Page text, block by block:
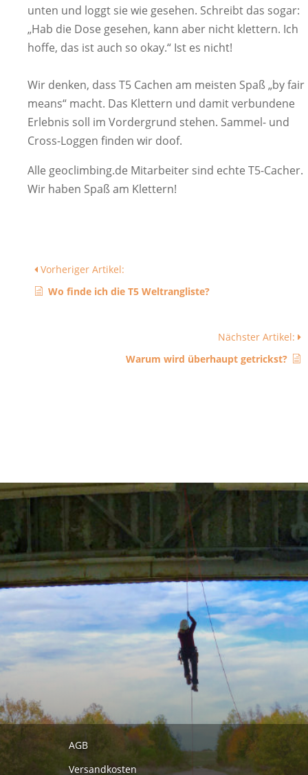
unten und loggt sie wie gesehen. Schreibt das sogar:
„Hab die Dose gesehen, kann aber nicht klettern. Ich
hoffe, das ist auch so okay.“ Ist es nicht!
Wir denken, dass T5 Cachen am meisten Spaß „by fair
means“ macht. Das Klettern und damit verbundene
Erlebnis soll im Vordergrund stehen. Sammel- und
Cross-Loggen finden wir doof.
Alle geoclimbing.de Mitarbeiter sind echte T5-Cacher.
Wir haben Spaß am Klettern!
Vorheriger Artikel:
Wo finde ich die T5 Weltrangliste?
Nächster Artikel:
Warum wird überhaupt getrickst?
AGB
Versandkosten